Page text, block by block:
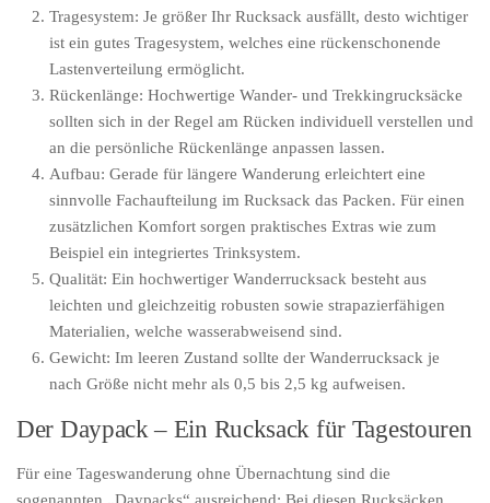
Tragesystem: Je größer Ihr Rucksack ausfällt, desto wichtiger
ist ein gutes Tragesystem, welches eine rückenschonende
Lastenverteilung ermöglicht.
Rückenlänge: Hochwertige Wander- und Trekkingrucksäcke
sollten sich in der Regel am Rücken individuell verstellen und
an die persönliche Rückenlänge anpassen lassen.
Aufbau: Gerade für längere Wanderung erleichtert eine
sinnvolle Fachaufteilung im Rucksack das Packen. Für einen
zusätzlichen Komfort sorgen praktisches Extras wie zum
Beispiel ein integriertes Trinksystem.
Qualität: Ein hochwertiger Wanderrucksack besteht aus
leichten und gleichzeitig robusten sowie strapazierfähigen
Materialien, welche wasserabweisend sind.
Gewicht: Im leeren Zustand sollte der Wanderrucksack je
nach Größe nicht mehr als 0,5 bis 2,5 kg aufweisen.
Der Daypack – Ein Rucksack für Tagestouren
Für eine Tageswanderung ohne Übernachtung sind die
sogenannten „Daypacks“ ausreichend: Bei diesen Rucksäcken